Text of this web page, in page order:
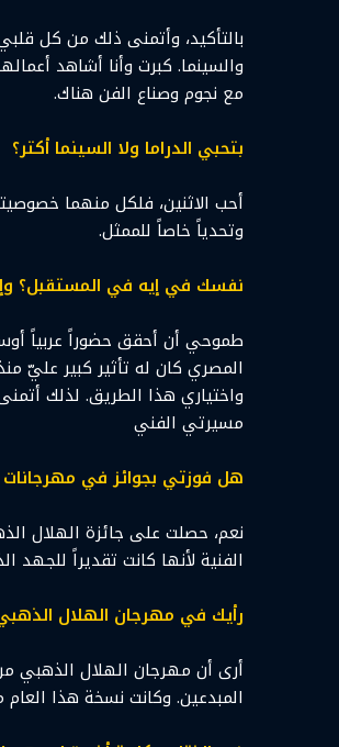
بالتأكيد، وأتمنى ذلك من كل
والسينما. كبرت وأنا أشاهد
مع نجوم وصناع الفن هناك.
بتحبي الدراما ولا السينما أكتر؟
أحب الاثنين، فلكل منهما
وتحدياً خاصاً للممثل.
نفسك في إيه في المستقبل؟
طموحي أن أحقق حضوراً عربياً
المصري كان له تأثير كبير عليّ
واختياري هذا الطريق. لذلك
مسيرتي الفني
هل فوزتي بجوائز في
نعم، حصلت على جائزة الهلال
الفنية لأنها كانت تقديراً
رأيك في مهرجان الهلال الذهبي
أرى أن مهرجان الهلال الذهبي
المبدعين. وكانت نسخة هذا